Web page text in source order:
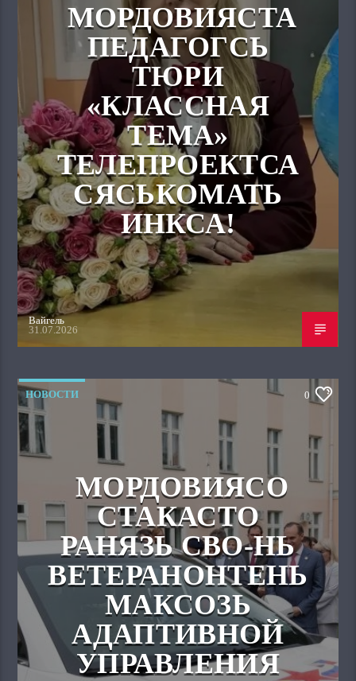
МОРДОВИЯСТА
ПЕДАГОГСЬ
ТЮРИ
«КЛАССНАЯ
ТЕМА»
ТЕЛЕПРОЕКТСА
СЯСЬКОМАТЬ
ИНКСА!
Вайгель
31.07.2026
НОВОСТИ 0
МОРДОВИЯСО
СТАКАСТО
РАНЯЗЬ СВО-НЬ
ВЕТЕРАНОНТЕНЬ
МАКСОЗЬ
АДАПТИВНОЙ
УПРАВЛЕНИЯ